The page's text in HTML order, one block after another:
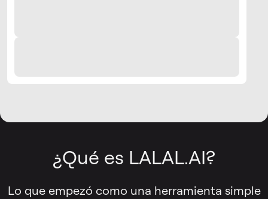
¿Qué es LALAL.AI?
Lo que empezó como una herramienta simple